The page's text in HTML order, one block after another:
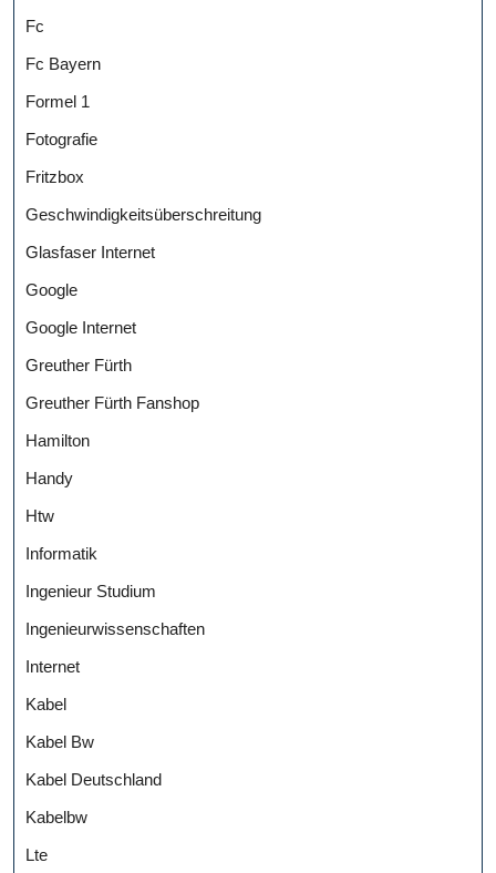
Fc
Fc Bayern
Formel 1
Fotografie
Fritzbox
Geschwindigkeitsüberschreitung
Glasfaser Internet
Google
Google Internet
Greuther Fürth
Greuther Fürth Fanshop
Hamilton
Handy
Htw
Informatik
Ingenieur Studium
Ingenieurwissenschaften
Internet
Kabel
Kabel Bw
Kabel Deutschland
Kabelbw
Lte